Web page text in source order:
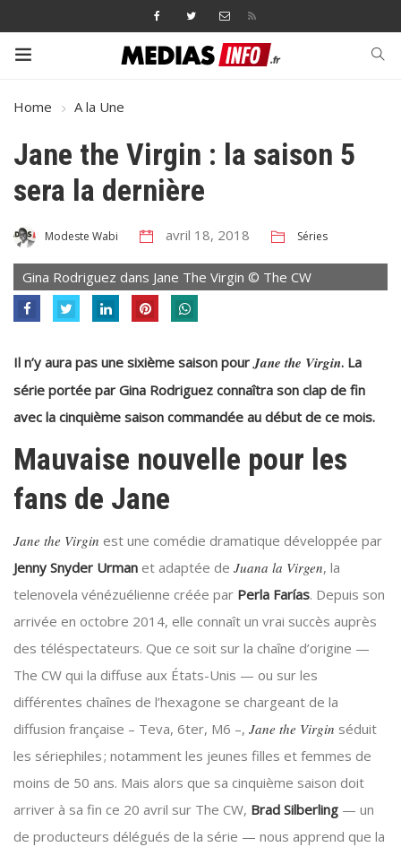
Home A la Une
Jane the Virgin : la saison 5
sera la dernière
Modeste Wabi avril 18, 2018 Séries
Gina Rodriguez dans Jane The Virgin © The CW
Il n’y aura pas une sixième saison pourJane the Virgin. La
série portée par Gina Rodriguez connaîtra son clap de fin
avec la cinquième saison commandée au début de ce mois.
Mauvaise nouvelle pour les
fans de Jane
Jane the Virgin est une comédie dramatique développée par
Jenny Snyder Urman et adaptée de Juana la Virgen, la
telenovela vénézuélienne créée par Perla Farías. Depuis son
arrivée en octobre 2014, elle connaît un vrai succès auprès
des téléspectateurs. Que ce soit sur la chaîne d’origine —
The CW qui la diffuse aux États-Unis — ou sur les
différentes chaînes de l’hexagone se chargeant de la
diffusion française – Teva, 6ter, M6 –, Jane the Virgin séduit
les sériephiles ; notamment les jeunes filles et femmes de
moins de 50 ans. Mais alors que sa cinquième saison doit
arriver à sa fin ce 20 avril sur The CW, Brad Silberling — un
de producteurs délégués de la série — nous apprend que la